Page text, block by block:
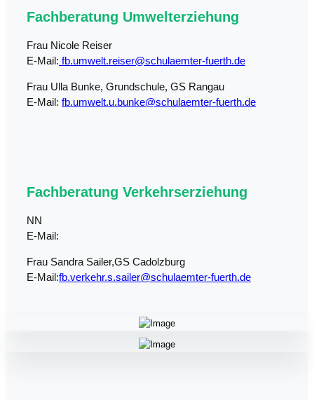
Fachberatung Umwelterziehung
Frau Nicole Reiser
E-Mail: fb.umwelt.reiser@schulaemter-fuerth.de
Frau Ulla Bunke, Grundschule, GS Rangau
E-Mail: fb.umwelt.u.bunke@schulaemter-fuerth.de
Fachberatung Verkehrserziehung
NN
E-Mail:
Frau Sandra Sailer,GS Cadolzburg
E-Mail:fb.verkehr.s.sailer@schulaemter-fuerth.de